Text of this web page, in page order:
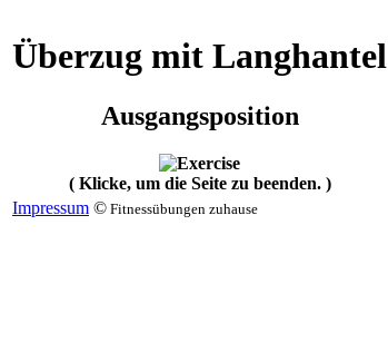
Überzug mit Langhantel
Ausgangsposition
( Klicke, um die Seite zu beenden. )
Impressum © Fitnessübungen zuhause